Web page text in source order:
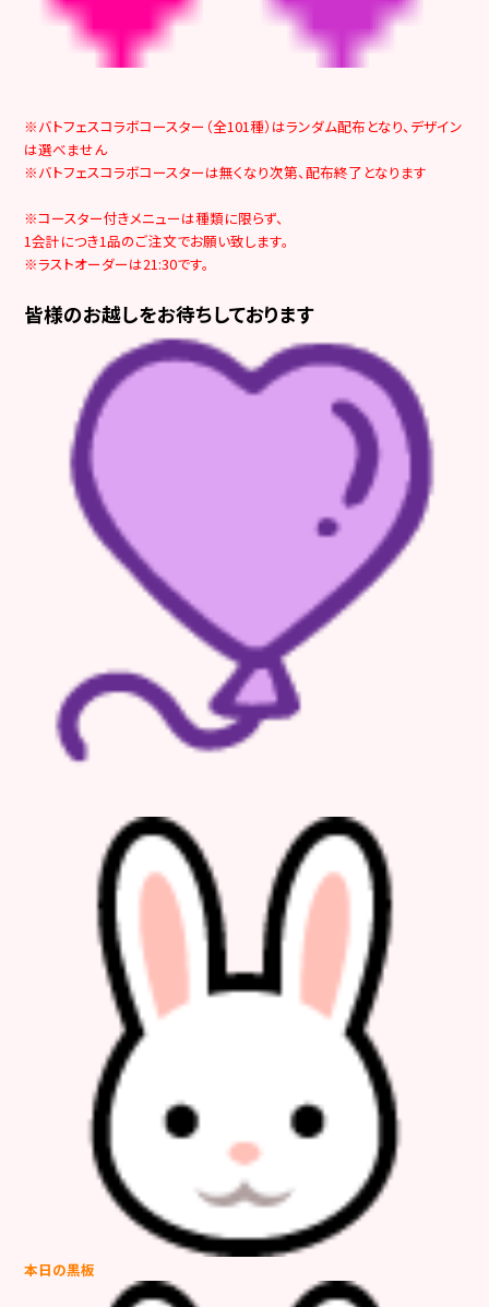
※バトフェスコラボコースター（全101種）はランダム配布となり、デザイン
は選べません
※バトフェスコラボコースターは無くなり次第、配布終了となります
※コースター付きメニューは種類に限らず、
1会計につき1品のご注文でお願い致します。
※ラストオーダーは21:30です。
皆様のお越しをお待ちしております
本日の黒板